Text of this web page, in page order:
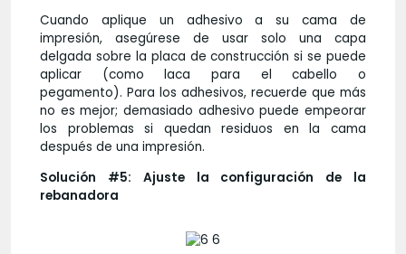
Cuando aplique un adhesivo a su cama de
impresión, asegúrese de usar solo una capa
delgada sobre la placa de construcción si se puede
aplicar (como laca para el cabello o
pegamento). Para los adhesivos, recuerde que más
no es mejor; demasiado adhesivo puede empeorar
los problemas si quedan residuos en la cama
después de una impresión.
Solución #5: Ajuste la configuración de la
rebanadora